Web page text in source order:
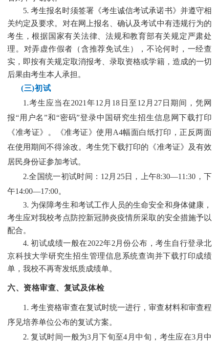
5. 考生报名时须签署《考生诚信考试承诺书》并遵守相
关约定及要求。对在网上报名、确认及考试中有违规行为的
考生，根据国家有关法律、法规和教育部有关规定严肃处
理。对弄虚作假者（含推荐免试生），不论何时，一经查
实，即按有关规定取消报考、录取资格或学籍，造成的一切
后果由考生本人承担。
(三)初试
1.考生应当在2021年12月18日至12月27日期间，凭网
报“用户名”和“密码”登录中国研究生招生信息网下载打印
《准考证》。《准考证》使用A4幅面白纸打印，正反两面
在使用期间不得涂改。考生凭下载打印的《准考证》及有效
居民身份证参加考试。
2.全国统一初试时间：12月25日， 上午8:30—11:30，下
午14:00—17:00。
3. 为保障考生和考试工作人员的生命安全和身体健康，
考生应对我校考点防控新冠肺炎疫情所采取的安全措施予以
配合。
4. 初试成绩一般在2022年2月份公布，考生自行登录北
京科技大学研究生招生管理信息系统查询并下载打印成绩
单，我校不再寄发纸质成绩单。
六、资格审查、复试及体检
1. 考生资格审查在复试时统一进行，审查材料和审查程
序见培养单位公布的复试方案。
2. 复试时间一般为3月下旬至4月中旬，考生应在3月中